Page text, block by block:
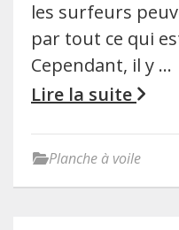
les surfeurs
par tout ce qui
Cependant, il y …
Lire la suite
Planche à voile